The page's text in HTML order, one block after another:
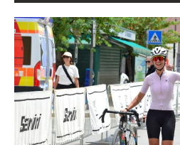
Immagine